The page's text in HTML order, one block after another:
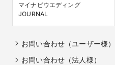
マイナビウエディング
JOURNAL
お問い合わせ（ユーザー様）
お問い合わせ（法人様）